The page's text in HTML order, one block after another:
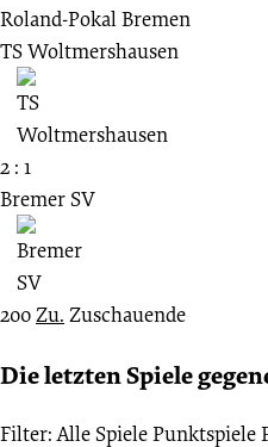
Roland-Pokal Bremen
TS Woltmershausen
2 : 1
Bremer SV
200Zu. Zuschauende
Die letzten Spiele
Filter: Alle SpielePunktspiele